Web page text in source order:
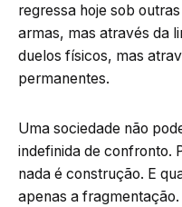
regressa hoje sob
armas, mas através da
duelos físicos, mas
permanentes.
Uma sociedade não
indefinida de confronto.
nada é construção. E
apenas a fragmentação.